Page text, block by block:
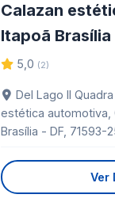
Calazan
Itapoã Brasília
5,0 (2)
Del Lago II
estética automotiva,
Brasília - DF, 71593-
Ver